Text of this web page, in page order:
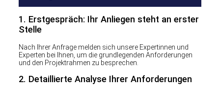
1. Erstgespräch: Ihr Anliegen steht an erster
Stelle
Nach Ihrer Anfrage melden sich unsere Expertinnen und
Experten bei Ihnen, um die grundlegenden Anforderungen
und den Projektrahmen zu besprechen.
2. Detaillierte Analyse Ihrer Anforderungen